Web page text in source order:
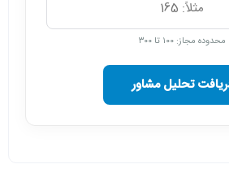
محدوده مجاز: ۱۰۰ تا ۳۰۰
تحلیل مشاور